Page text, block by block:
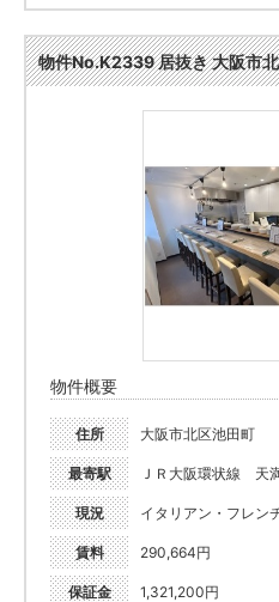
物件No.K2339 居抜き 大阪市
物件概要
住所 大阪市北区池田町
最寄駅 ＪＲ大阪環状線 天
現況 イタリアン・フレン
賃料 290,664円
保証金 1,321,200円